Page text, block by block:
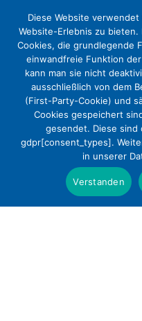
Tag der
Aktuelles
Diese Website
Website-Erlebnis zu
Cookies, die grundlegende
einwandfreie Funktion
kann man sie nicht
ausschließlich von dem
(First-Party-Cookie) und
Cookies gespeichert
gesendet. Diese sind
gdpr[consent_types].
in unserer
Verstanden